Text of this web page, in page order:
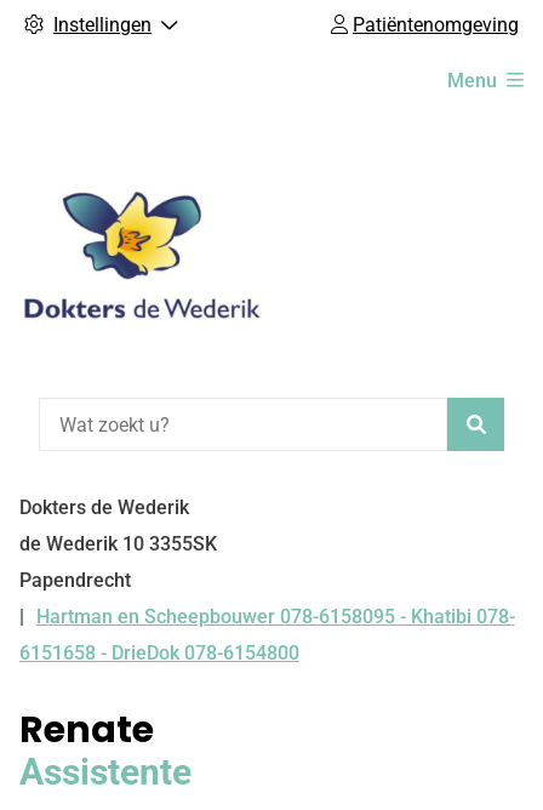
Instellingen Patiëntenomgeving
Menu
Dokters de Wederik
de Wederik 10 3355SK
Papendrecht
Tel:
Hartman en Scheepbouwer 078-6158095 - Khatibi 078-
6151658 - DrieDok 078-6154800
Renate
Assistente